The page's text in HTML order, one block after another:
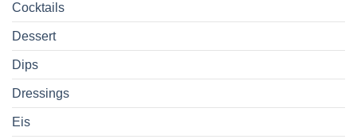
Cocktails
Dessert
Dips
Dressings
Eis